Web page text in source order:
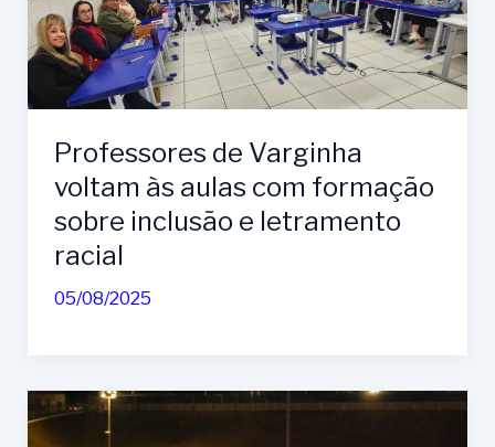
Professores de Varginha
voltam às aulas com formação
sobre inclusão e letramento
racial
05/08/2025